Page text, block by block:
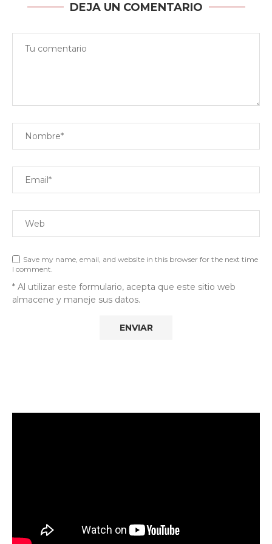
DEJA UN COMENTARIO
Save my name, email, and website in this browser for the next time
I comment.
* Al utilizar este formulario, acepta que este sitio web
almacene y maneje sus datos.